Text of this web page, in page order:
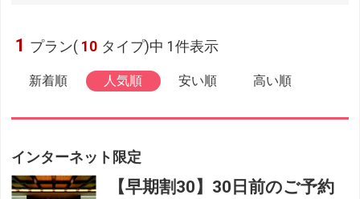
1 プラン( 10 タイプ)中 1件表示
新着順 人気順 安い順 高い順
インターネット限定
【早期割30】30日前のご予約